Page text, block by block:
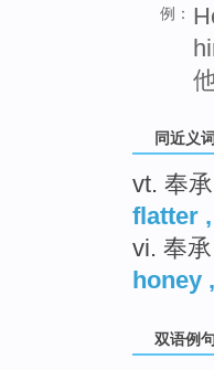
例：
同近义词
vt. 奉
flatter ,
vi. 奉
honey ,
双语例句